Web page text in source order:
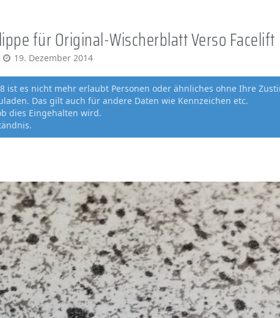
für Original-Wischerblatt Verso Facelift
19. Dezember 2014
ist es nicht mehr erlaubt Personen oder ähnliches ohne Ihre
Das gilt auch für andere Daten wie Kennzeichen etc.
dies Eingehalten wird.